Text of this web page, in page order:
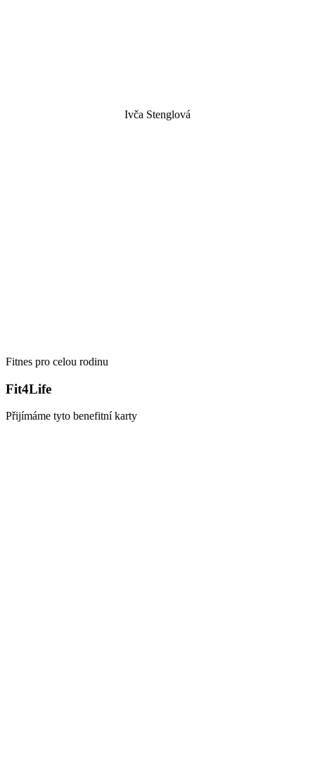
Ivča Stenglová
Fitnes pro celou rodinu
Fit4Life
Přijímáme tyto benefitní karty